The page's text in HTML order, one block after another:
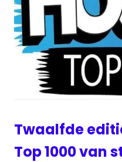
Twaalfde
Top 1000 van